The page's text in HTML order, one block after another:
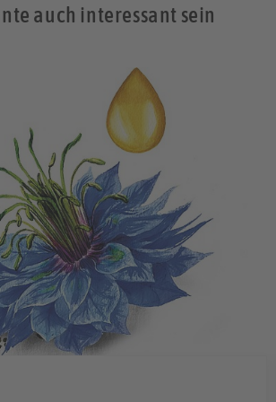
auch interessant sein